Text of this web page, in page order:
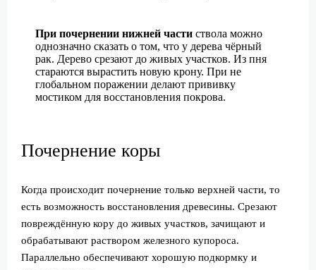
При почернении нижней части ствола можно
однозначно сказать о том, что у дерева чёрный
рак. Дерево срезают до живых участков. Из пня
стараются вырастить новую крону. При не
глобальном поражении делают прививку
мостиком для восстановления покрова.
Почернение коры
Когда происходит почернение только верхней части, то
есть возможность восстановления древесины. Срезают
повреждённую кору до живых участков, зачищают и
обрабатывают раствором железного купороса.
Параллельно обеспечивают хорошую подкормку и